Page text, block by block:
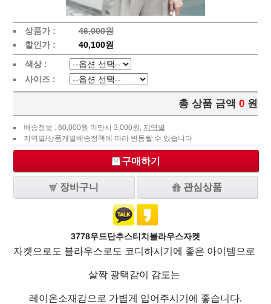
상품가 :
46,000원
할인가 :
40,100원
색상 :
사이즈 :
총 상품 금액 0 원
배송정보 : 60,000원 미만시 3,000원, 지역별
지역별/상품개별배송정책에 따라 변동될 수 있습니다
구매하기
장바구니 관심상품
3778우드단추스티치블라우스자켓
자켓으로도 블라우스로도 코디하시기에 좋은 아이템으로
살짝 광택감이 감도는
레이온소재감으로 가볍게 입어주시기에 좋습니다.